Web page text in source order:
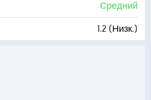
Средний
1.2 (Низк.)